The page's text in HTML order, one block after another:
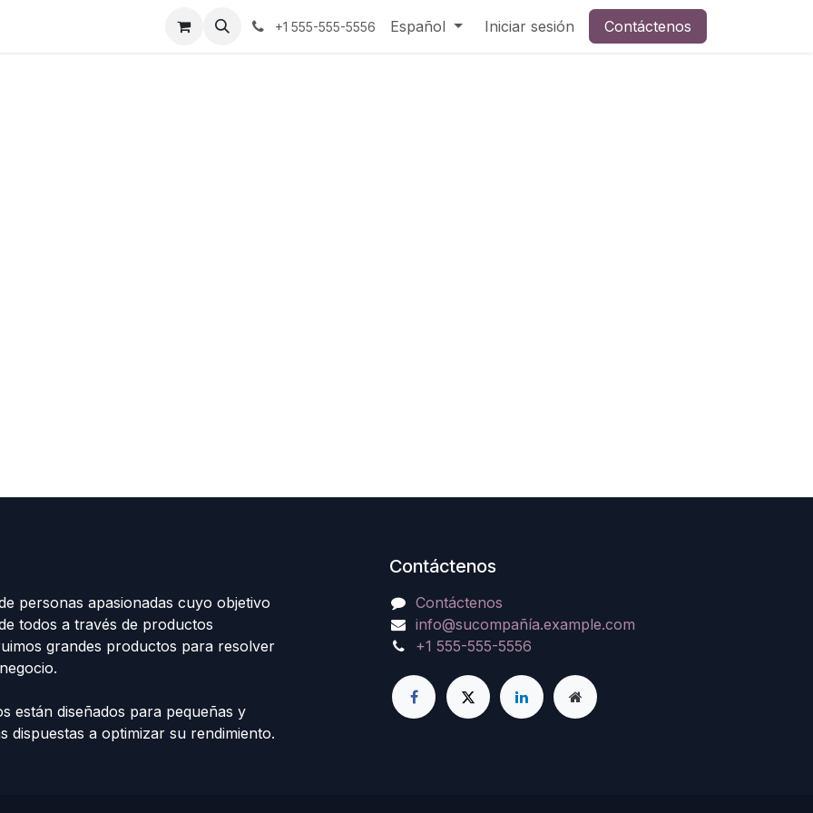
+1 555-555-5556 Español Iniciar sesión Contáctenos
personas apasionadas cuyo objetivo
todos a través de productos
grandes productos para resolver
están diseñados para pequeñas y
dispuestas a optimizar su rendimiento.
Contáctenos
Contáctenos
info@sucompañía.example.com
+1 555-555-5556